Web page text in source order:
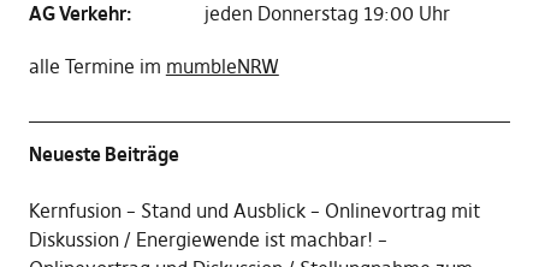
AG Verkehr: jeden Donnerstag 19:00 Uhr
alle Termine im mumbleNRW
Neueste Beiträge
Kernfusion – Stand und Ausblick – Onlinevortrag mit
Diskussion
Energiewende ist machbar! –